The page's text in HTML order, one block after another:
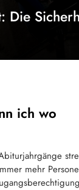
Die
ich wo
mehr